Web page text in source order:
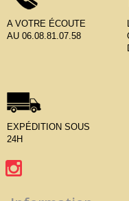
A VOTRE ÉCOUTE
AU 06.08.81.07.58
EXPÉDITION SOUS
24H